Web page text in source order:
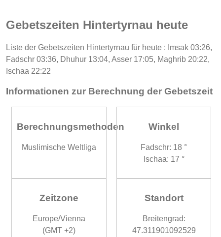
Gebetszeiten Hintertyrnau heute
Liste der Gebetszeiten Hintertyrnau für heute : Imsak 03:26,
Fadschr 03:36, Dhuhur 13:04, Asser 17:05, Maghrib 20:22,
Ischaa 22:22
Informationen zur Berechnung der Gebetszeit
Berechnungsmethoden
Muslimische Weltliga
Winkel
Fadschr: 18 °
Ischaa: 17 °
Zeitzone
Europe/Vienna
(GMT +2)
Standort
Breitengrad:
47.311901092529